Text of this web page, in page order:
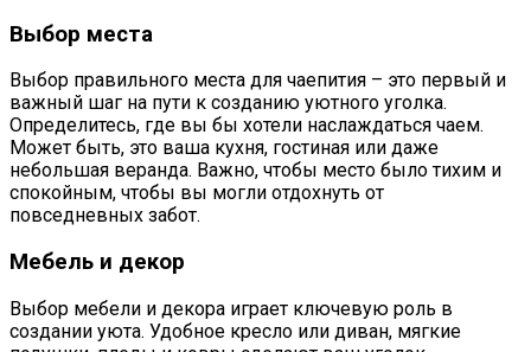
Выбор места
Выбор правильного места для чаепития – это первый и
важный шаг на пути к созданию уютного уголка.
Определитесь, где вы бы хотели наслаждаться чаем.
Может быть, это ваша кухня, гостиная или даже
небольшая веранда. Важно, чтобы место было тихим и
спокойным, чтобы вы могли отдохнуть от
повседневных забот.
Мебель и декор
Выбор мебели и декора играет ключевую роль в
создании уюта. Удобное кресло или диван, мягкие